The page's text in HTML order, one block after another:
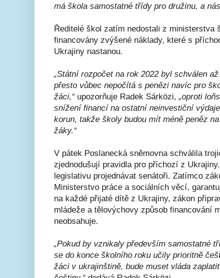
má škola samostatné třídy pro družinu, a
Ředitelé škol zatím nedostali z ministerstva
financovány zvýšené náklady, které s
Ukrajiny nastanou.
„Státní rozpočet na rok 2022 byl schválen
přesto vůbec nepočítá s penězi navíc pro
žáci,“ upozorňuje Radek Sárközi, „oproti
snížení financí na ostatní neinvestiční
korun, takže školy budou mít méně peněz
žáky.“
V pátek Poslanecká sněmovna schválila
zjednodušují pravidla pro příchozí z
legislativu projednávat senátoři. Zatímco
Ministerstvo práce a sociálních věcí,
na každé přijaté dítě z Ukrajiny, zákon
mládeže a tělovýchovy způsob financování
neobsahuje.
„Pokud by vznikaly především samostatné
se do konce školního roku učily prioritně
žáci v ukrajinštině, bude muset vláda